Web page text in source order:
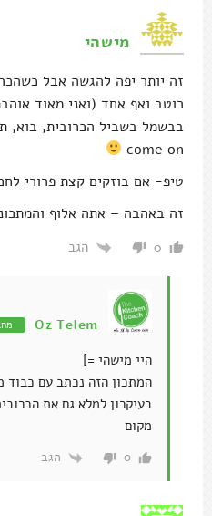
מישהי
זה יותר יפה להגשה אבל
רוטב ואף אחד (ואני מאוד
בבשמל בשביל הכרובית, בוא,
come on
טיפ- אם בוזקים קצת פרורי
זה באהבה – אתה אלוף
0 הגב
Oz Telem
היי מישהי =]
המתכון הזה נכתב עם כבוד
בעיקרון למלא גם את
מקום
0 הגב